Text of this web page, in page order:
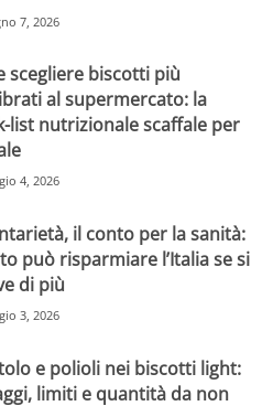
7, 2026
scegliere biscotti più
al supermercato: la
list nutrizionale scaffale per
4, 2026
il conto per la sanità:
può risparmiare l’Italia se si
di più
3, 2026
e polioli nei biscotti light:
limiti e quantità da non